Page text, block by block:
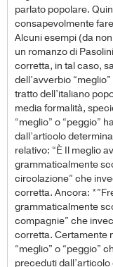
parlato popolare.
consapevolmente
Alcuni esempi (da
un romanzo di
corretta, in tal caso,
dell’avverbio
tratto dell’italiano
media formalità,
“meglio” o “peggio”
dall’articolo
relativo: “È Il meglio
grammaticalmente
circolazione” che
corretta. Ancora:
grammaticalmente
compagnie” che
corretta. Certamente
“meglio” o “peggio”
preceduti